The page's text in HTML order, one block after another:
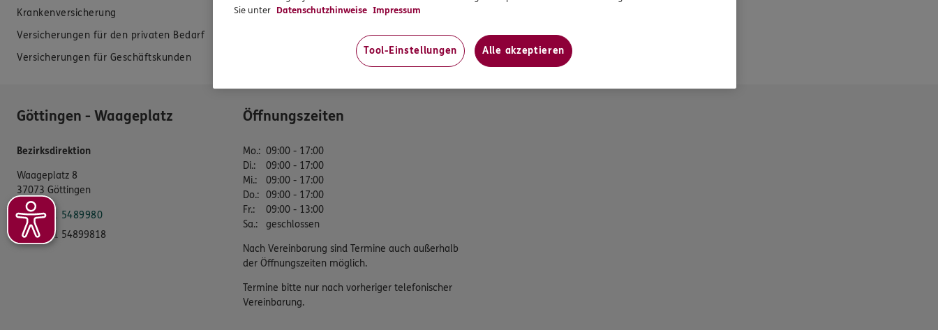
Krankenversicherung
Versicherungen für den privaten Bedarf
Versicherungen für Geschäftskunden
Erstkontaktinformationen
EU-Offenlegungsvereinbarung
Göttingen - Waageplatz
Bezirksdirektion
Waageplatz 8
37073 Göttingen
Tel: 0551 5489980
Fax: 0551 54899818
Öffnungszeiten
Mo.: 09:00 - 17:00
Di.:
09:00 - 17:00
Mi.:
09:00 - 17:00
Do.: 09:00 - 17:00
Fr.:
09:00 - 13:00
Sa.: geschlossen
Nach Vereinbarung sind Termine auch außerhalb
der Öffnungszeiten möglich.
Termine bitte nur nach vorheriger telefonischer
Vereinbarung.
Sie unter Datenschutzhinweise Impressum
Tool-Einstellungen Alle akzeptieren